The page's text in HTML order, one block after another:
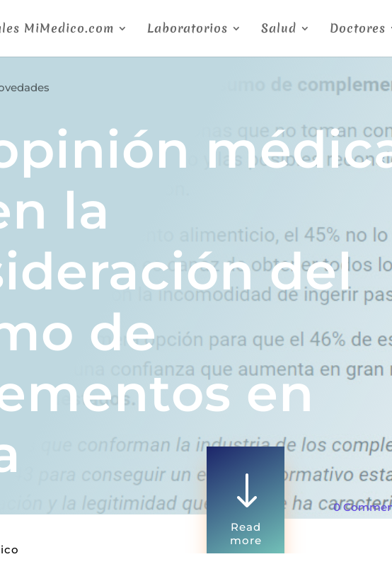
MiMedico.com Laboratorios Salud Doctores
la
del
de
en
"
Read
more
0